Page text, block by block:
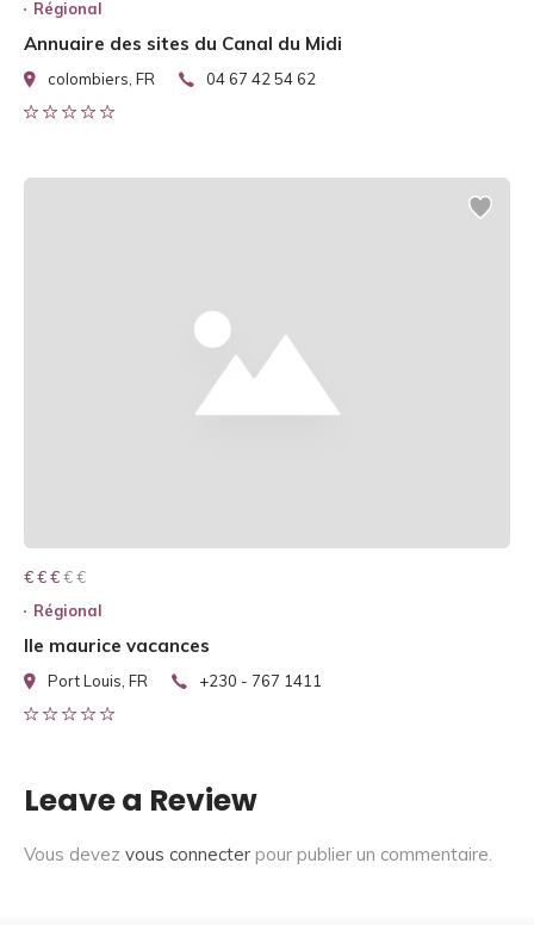
Régional
Annuaire des sites du Canal du Midi
colombiers, FR 04 67 42 54 62
€ € € € €
€ € €
Régional
Ile maurice vacances
Port Louis, FR +230 - 767 1411
Leave a Review
Vous devez vous connecter pour publier un commentaire.